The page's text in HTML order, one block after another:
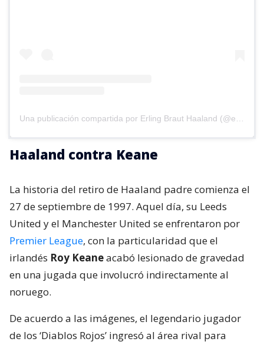
Una publicación compartida por Erling Braut Haaland (@erling)
Haaland contra Keane
La historia del retiro de Haaland padre comienza el
27 de septiembre de 1997. Aquel día, su Leeds
United y el Manchester United se enfrentaron por
Premier League, con la particularidad que el
irlandés Roy Keaneacabó lesionado de gravedad
en una jugada que involucró indirectamente al
noruego.
De acuerdo a las imágenes, el legendario jugador
de los ‘Diablos Rojos’ ingresó al área rival para